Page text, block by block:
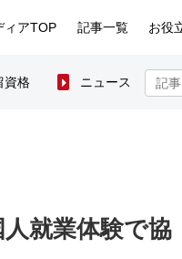
ィアTOP 記事一覧 お役
資格 ニュース
就業体験で協